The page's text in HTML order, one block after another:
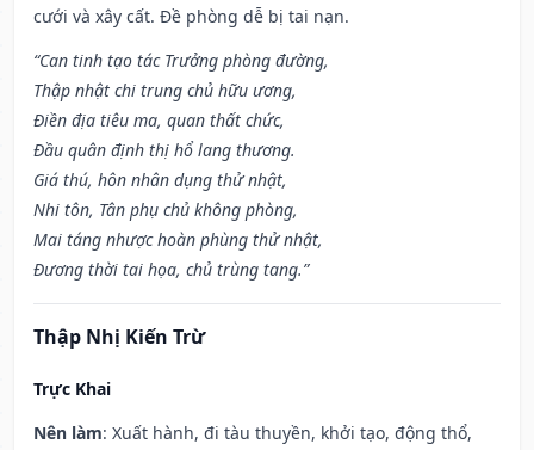
cưới và xây cất. Đề phòng dễ bị tai nạn.
“Can tinh tạo tác Trưởng phòng đường,
Thập nhật chi trung chủ hữu ương,
Điền địa tiêu ma, quan thất chức,
Đầu quân định thị hổ lang thương.
Giá thú, hôn nhân dụng thử nhật,
Nhi tôn, Tân phụ chủ không phòng,
Mai táng nhược hoàn phùng thử nhật,
Đương thời tai họa, chủ trùng tang.”
Thập Nhị Kiến Trừ
Trực Khai
Nên làm: Xuất hành, đi tàu thuyền, khởi tạo, động thổ,